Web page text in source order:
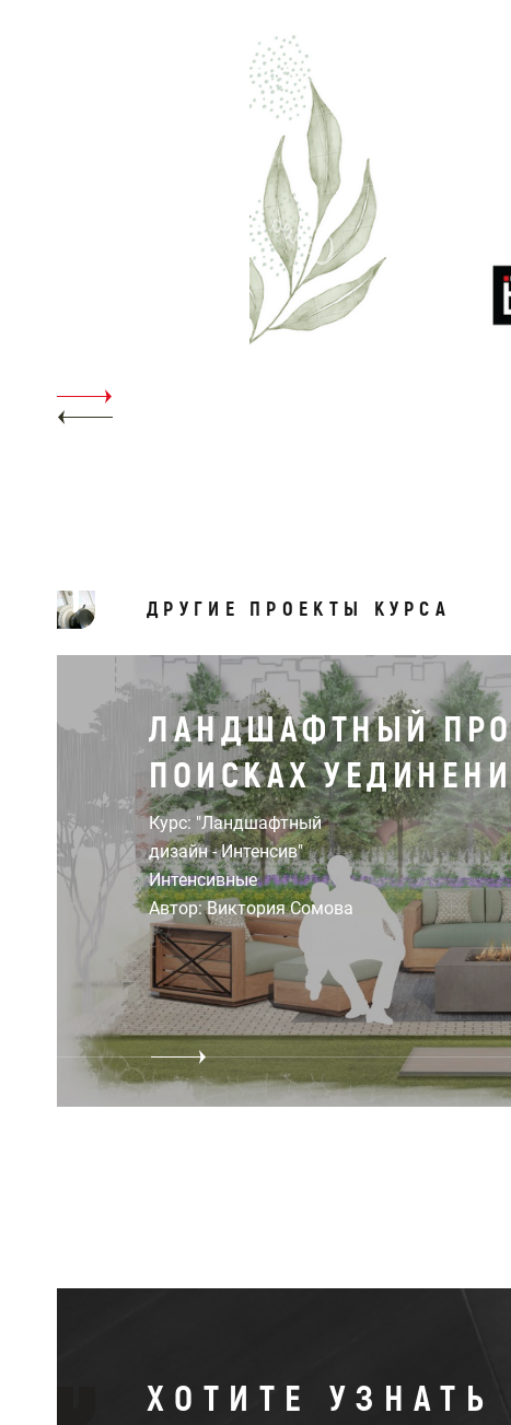
ДРУГИЕ ПРОЕКТЫ КУРСА
ЛАНДШАФТНЫЙ
ПОИСКАХ
Курс: "Ландшафтный
дизайн - Интенсив"
Интенсивные
Автор: Виктория Сомова
ХОТИТЕ